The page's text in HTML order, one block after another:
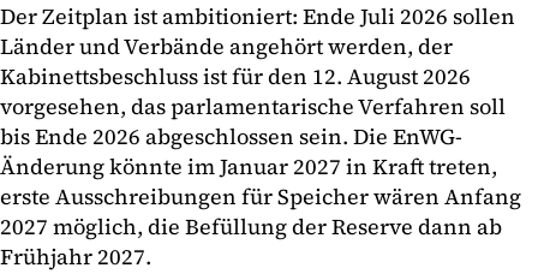
Der Zeitplan ist ambitioniert: Ende Juli 2026 sollen
Länder und Verbände angehört werden, der
Kabinettsbeschluss ist für den 12. August 2026
vorgesehen, das parlamentarische Verfahren soll
bis Ende 2026 abgeschlossen sein. Die EnWG-
Änderung könnte im Januar 2027 in Kraft treten,
erste Ausschreibungen für Speicher wären Anfang
2027 möglich, die Befüllung der Reserve dann ab
Frühjahr 2027.